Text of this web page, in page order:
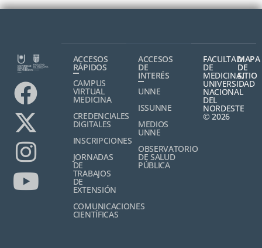
ACCESOS
RÁPIDOS
CAMPUS
VIRTUAL
MEDICINA
CREDENCIALES
DIGITALES
INSCRIPCIONES
JORNADAS
DE
TRABAJOS
DE
EXTENSIÓN
COMUNICACIONES
CIENTÍFICAS
ACCESOS
DE
INTERÉS
UNNE
ISSUNNE
MEDIOS
UNNE
OBSERVATORIO
DE SALUD
PÚBLICA
FACULTAD
DE
MEDICINA,
UNIVERSIDAD
NACIONAL
DEL
NORDESTE
© 2026
MAPA
DE
SITIO